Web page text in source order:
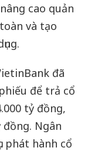
cao quản
và tạo
đã
để trả cổ
tỷ đồng,
đồng. Ngân
phát hành cổ